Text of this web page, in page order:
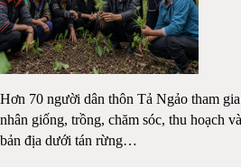
Hơn 70 người dân thôn Tả Ngảo tham
nhân giống, trồng, chăm sóc, thu hoạch
bản địa dưới tán rừng…